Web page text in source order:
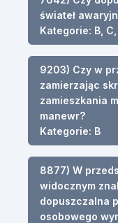
świateł
Kategorie: B, C,
9203) Czy w
zamierzając
zamieszkania
manewr?
Kategorie: B
8877) W
widocznym
dopuszczalna
osobowego